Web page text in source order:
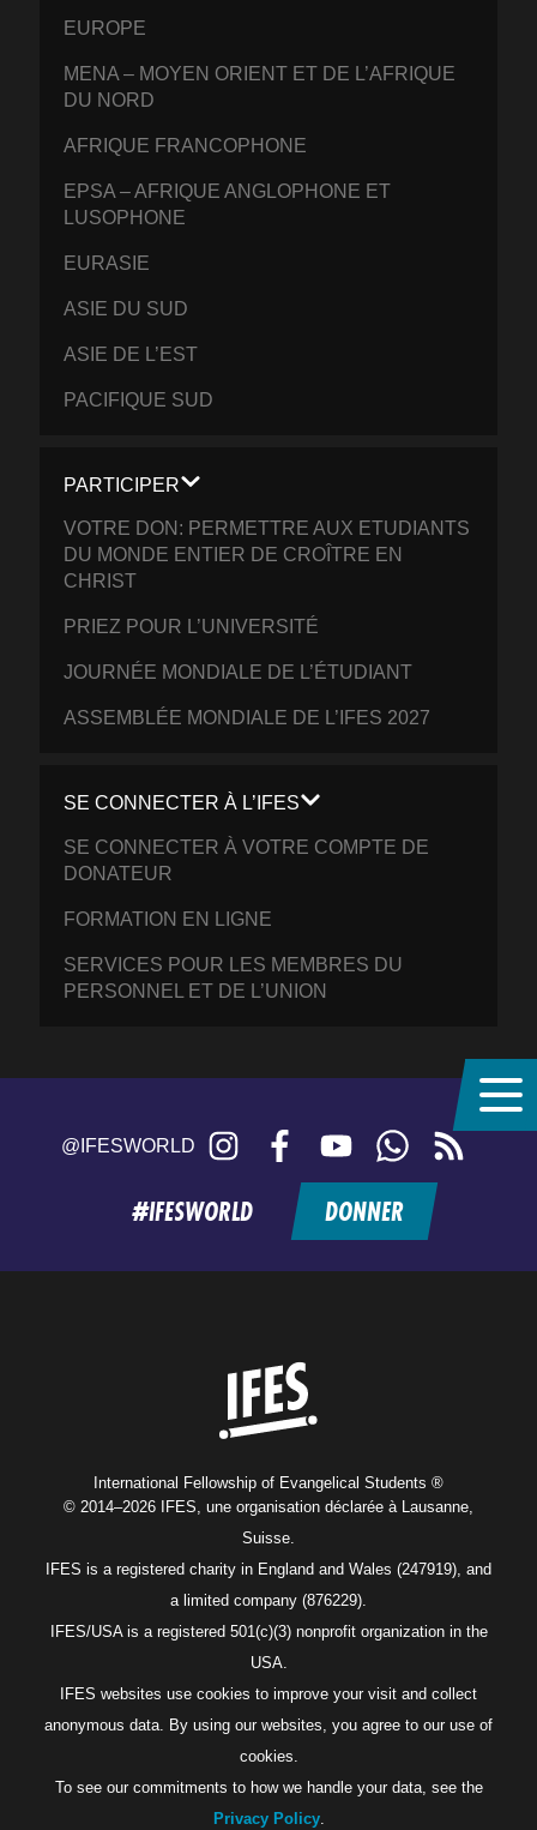
EUROPE
MENA – MOYEN ORIENT ET DE L’AFRIQUE
DU NORD
AFRIQUE FRANCOPHONE
EPSA – AFRIQUE ANGLOPHONE ET
LUSOPHONE
EURASIE
ASIE DU SUD
ASIE DE L’EST
PACIFIQUE SUD
PARTICIPER
VOTRE DON: PERMETTRE AUX ETUDIANTS
DU MONDE ENTIER DE CROÎTRE EN
CHRIST
PRIEZ POUR L’UNIVERSITÉ
JOURNÉE MONDIALE DE L’ÉTUDIANT
ASSEMBLÉE MONDIALE DE L’IFES 2027
SE CONNECTER À L’IFES
SE CONNECTER À VOTRE COMPTE DE
DONATEUR
FORMATION EN LIGNE
SERVICES POUR LES MEMBRES DU
PERSONNEL ET DE L’UNION
@IFESWORLD Instagram FacebookYouTubeWhatsApp
feed
#IFESWORLD DONNER
International Fellowship of Evangelical Students ®
© 2014–2026 IFES, une organisation déclarée à Lausanne,
Suisse.
IFES is a registered charity in England and Wales (247919), and
a limited company (876229).
IFES/USA is a registered 501(c)(3) nonprofit organization in the
USA.
IFES websites use cookies to improve your visit and collect
anonymous data. By using our websites, you agree to our use of
cookies.
To see our commitments to how we handle your data, see the
Privacy Policy.